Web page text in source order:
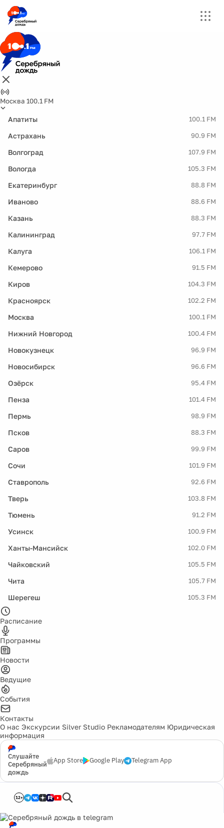
Москва 100.1 FM
Апатиты 100.1 FM
Астрахань 90.9 FM
Волгоград 107.9 FM
Вологда 105.3 FM
Екатеринбург 88.8 FM
Иваново 88.6 FM
Казань 88.3 FM
Калининград 97.7 FM
Калуга 106.1 FM
Кемерово 91.5 FM
Киров 104.3 FM
Красноярск 102.2 FM
Москва 100.1 FM
Нижний Новгород 100.4 FM
Новокузнецк 96.9 FM
Новосибирск 96.6 FM
Озёрск 95.4 FM
Пенза 101.4 FM
Пермь 98.9 FM
Псков 88.3 FM
Саров 99.9 FM
Сочи 101.9 FM
Ставрополь 92.6 FM
Тверь 103.8 FM
Тюмень 91.2 FM
Усинск 100.9 FM
Ханты-Мансийск 102.0 FM
Чайковский 105.5 FM
Чита 105.7 FM
Шерегеш 105.3 FM
Расписание
Программы
Новости
Ведущие
События
Контакты
О нас Экскурсии Silver Studio Рекламодателям Юридическая
информация
Слушайте
Серебряный
дождь
App Store Google Play Telegram App
12+